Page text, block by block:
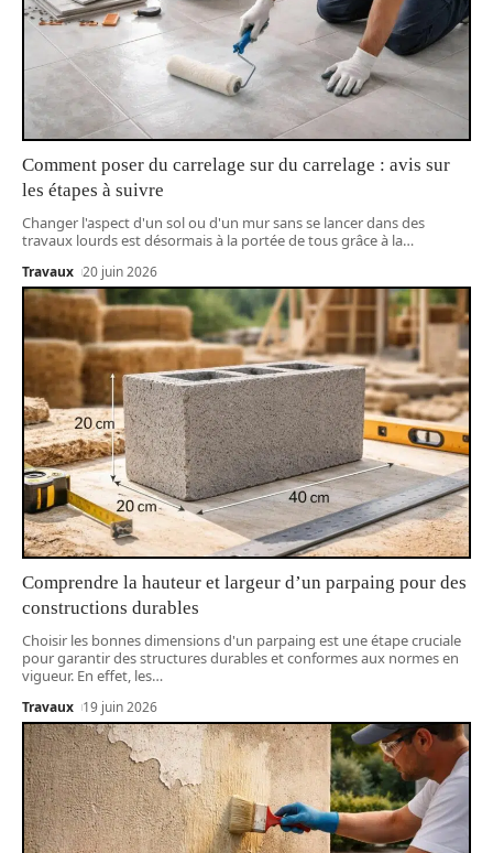
Comment poser du carrelage sur du carrelage : avis sur
les étapes à suivre
Changer l'aspect d'un sol ou d'un mur sans se lancer dans des
travaux lourds est désormais à la portée de tous grâce à la…
Travaux 20 juin 2026
Comprendre la hauteur et largeur d’un parpaing pour des
constructions durables
Choisir les bonnes dimensions d'un parpaing est une étape cruciale
pour garantir des structures durables et conformes aux normes en
vigueur. En effet, les…
Travaux 19 juin 2026